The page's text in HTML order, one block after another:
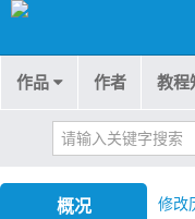
作品 作者 教程
概况 修改